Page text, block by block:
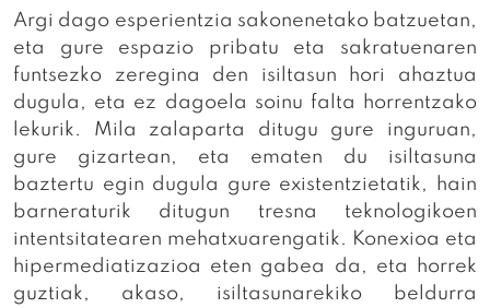
Argi dago esperientzia sakonenetako batzuetan,
eta gure espazio pribatu eta sakratuenaren
funtsezko zeregina den isiltasun hori ahaztua
dugula, eta ez dagoela soinu falta horrentzako
lekurik. Mila zalaparta ditugu gure inguruan,
gure gizartean, eta ematen du isiltasuna
baztertu egin dugula gure existentzietatik, hain
barneraturik ditugun tresna teknologikoen
intentsitatearen mehatxuarengatik. Konexioa eta
hipermediatizazioa eten gabea da, eta horrek
guztiak, akaso, isiltasunarekiko beldurra